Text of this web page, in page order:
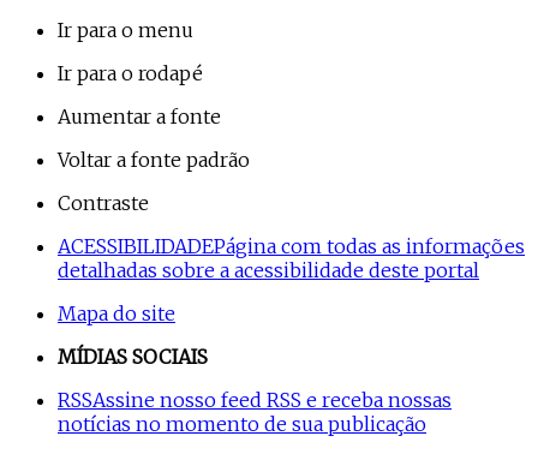
Ir para o menu
Ir para o rodapé
Aumentar a fonte
Voltar a fonte padrão
Contraste
ACESSIBILIDADEPágina com todas as informações
detalhadas sobre a acessibilidade deste portal
Mapa do site
MÍDIAS SOCIAIS
RSSAssine nosso feed RSS e receba nossas
notícias no momento de sua publicação